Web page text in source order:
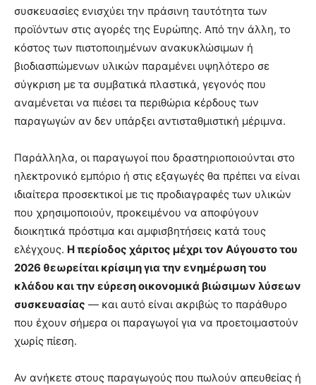
συσκευασίες ενισχύει την πράσινη ταυτότητα των
προϊόντων στις αγορές της Ευρώπης. Από την άλλη, το
κόστος των πιστοποιημένων ανακυκλώσιμων ή
βιοδιασπώμενων υλικών παραμένει υψηλότερο σε
σύγκριση με τα συμβατικά πλαστικά, γεγονός που
αναμένεται να πιέσει τα περιθώρια κέρδους των
παραγωγών αν δεν υπάρξει αντισταθμιστική μέριμνα.
Παράλληλα, οι παραγωγοί που δραστηριοποιούνται στο
ηλεκτρονικό εμπόριο ή στις εξαγωγές θα πρέπει να είναι
ιδιαίτερα προσεκτικοί με τις προδιαγραφές των υλικών
που χρησιμοποιούν, προκειμένου να αποφύγουν
διοικητικά πρόστιμα και αμφισβητήσεις κατά τους
ελέγχους. Η περίοδος χάριτος μέχρι τον Αύγουστο του
2026 θεωρείται κρίσιμη για την ενημέρωση του
κλάδου και την εύρεση οικονομικά βιώσιμων λύσεων
συσκευασίας — και αυτό είναι ακριβώς το παράθυρο
που έχουν σήμερα οι παραγωγοί για να προετοιμαστούν
χωρίς πίεση.
Αν ανήκετε στους παραγωγούς που πωλούν απευθείας ή